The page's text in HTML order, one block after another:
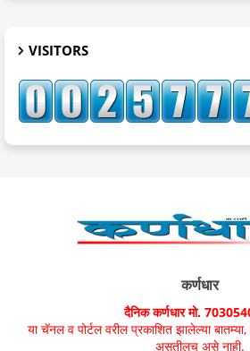
VISITORS
कर्णधार
दैनिक कर्णधार मो.
या चॅनल व पोर्टल वरील प्रकाशित झालेल्या
असतीलच असे नाही.